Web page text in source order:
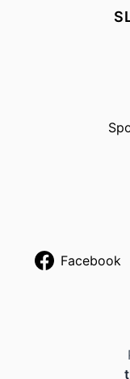
Facebook